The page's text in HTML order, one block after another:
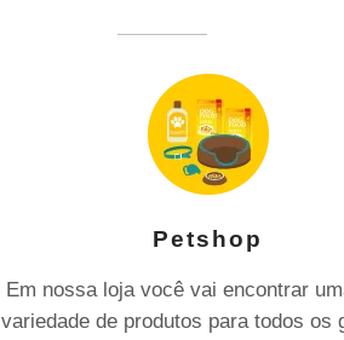
Petshop
Em nossa loja você vai encontrar
variedade de produtos para todos os